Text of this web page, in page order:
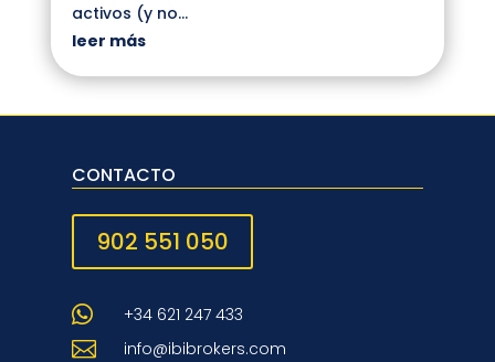
activos (y no...
leer más
« Entradas más antiguas
CONTACTO
902 551 050
 +34 621 247 433
 info@ibibrokers.com